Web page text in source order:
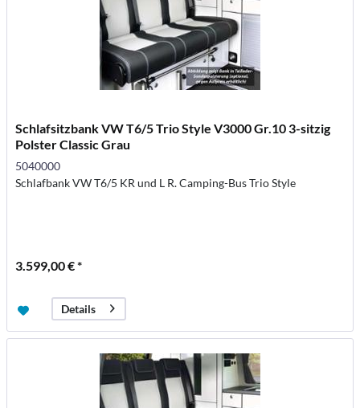
Schlafsitzbank VW T6/5 Trio Style V3000 Gr.10 3-sitzig
Polster Classic Grau
5040000
Schlafbank VW T6/5 KR und L R. Camping-Bus Trio Style
3.599,00 € *
Details